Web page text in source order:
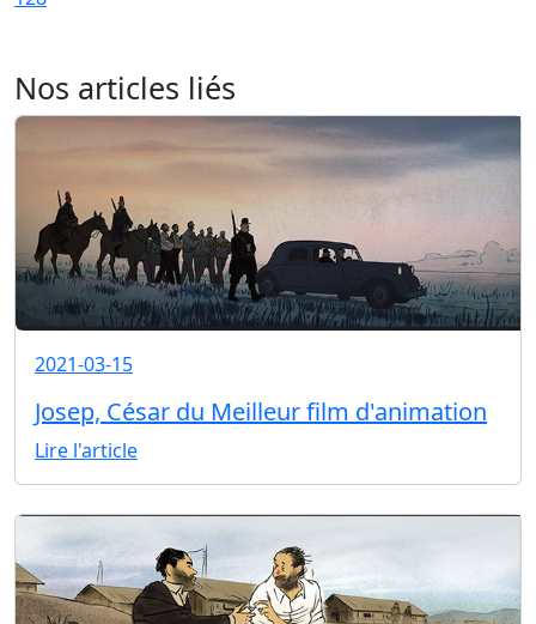
Nos articles liés
2021-03-15
Josep, César du Meilleur film d'animation
Lire l'article